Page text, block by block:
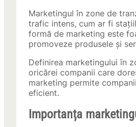
Marketingul în zone de
trafic intens, cum ar fi
formă de marketing este
promoveze produsele și
Definirea marketingului în
oricărei companii care
marketing permite
eficient.
Importanța